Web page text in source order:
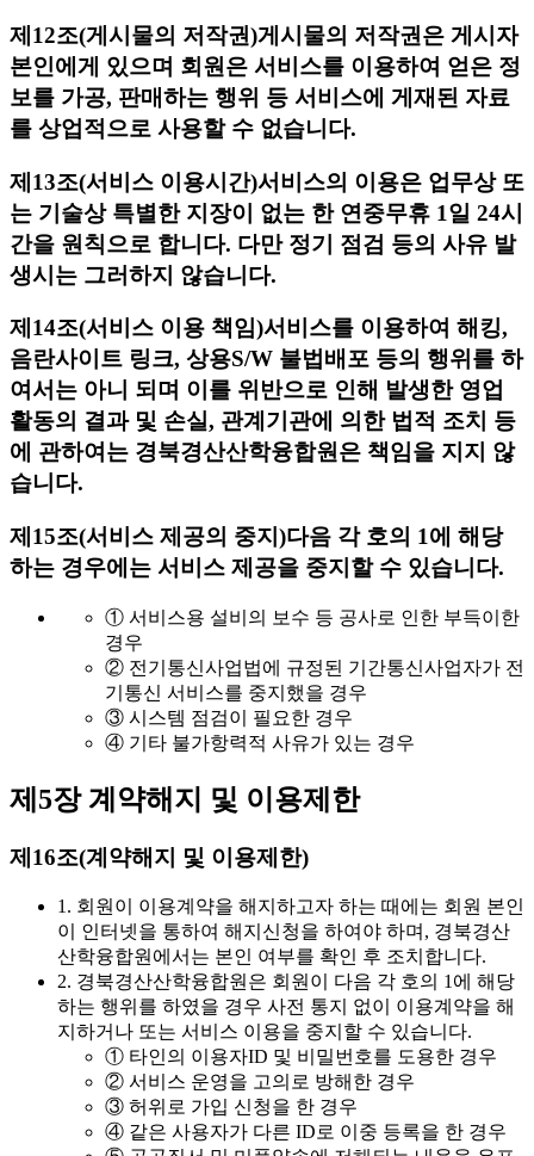
제12조(게시물의 저작권)게시물의 저작권은 게시자
본인에게 있으며 회원은 서비스를 이용하여 얻은 정
보를 가공, 판매하는 행위 등 서비스에 게재된 자료
를 상업적으로 사용할 수 없습니다.
제13조(서비스 이용시간)서비스의 이용은 업무상 또
는 기술상 특별한 지장이 없는 한 연중무휴 1일 24시
간을 원칙으로 합니다. 다만 정기 점검 등의 사유 발
생시는 그러하지 않습니다.
제14조(서비스 이용 책임)서비스를 이용하여 해킹,
음란사이트 링크, 상용S/W 불법배포 등의 행위를 하
여서는 아니 되며 이를 위반으로 인해 발생한 영업
활동의 결과 및 손실, 관계기관에 의한 법적 조치 등
에 관하여는 경북경산산학융합원은 책임을 지지 않
습니다.
제15조(서비스 제공의 중지)다음 각 호의 1에 해당
하는 경우에는 서비스 제공을 중지할 수 있습니다.
① 서비스용 설비의 보수 등 공사로 인한 부득이한
경우
② 전기통신사업법에 규정된 기간통신사업자가 전
기통신 서비스를 중지했을 경우
③ 시스템 점검이 필요한 경우
④ 기타 불가항력적 사유가 있는 경우
제5장 계약해지 및 이용제한
제16조(계약해지 및 이용제한)
1. 회원이 이용계약을 해지하고자 하는 때에는 회원 본인
이 인터넷을 통하여 해지신청을 하여야 하며, 경북경산
산학융합원에서는 본인 여부를 확인 후 조치합니다.
2. 경북경산산학융합원은 회원이 다음 각 호의 1에 해당
하는 행위를 하였을 경우 사전 통지 없이 이용계약을 해
지하거나 또는 서비스 이용을 중지할 수 있습니다.
① 타인의 이용자ID 및 비밀번호를 도용한 경우
② 서비스 운영을 고의로 방해한 경우
③ 허위로 가입 신청을 한 경우
④ 같은 사용자가 다른 ID로 이중 등록을 한 경우